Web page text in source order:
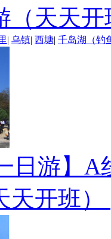
（天天开
| 乌镇| 西塘| 千岛湖（钓
日游】
天开班）